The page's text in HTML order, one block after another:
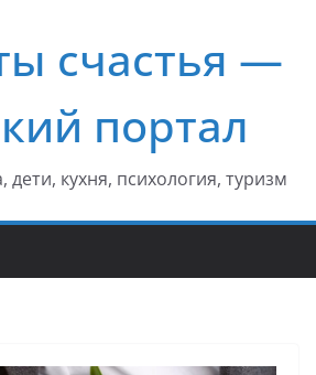
счастья —
портал
дети, кухня, психология, туризм